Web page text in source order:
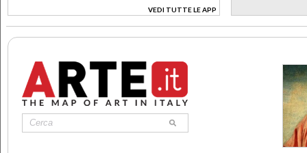
VEDI TUTTE LE APP
>